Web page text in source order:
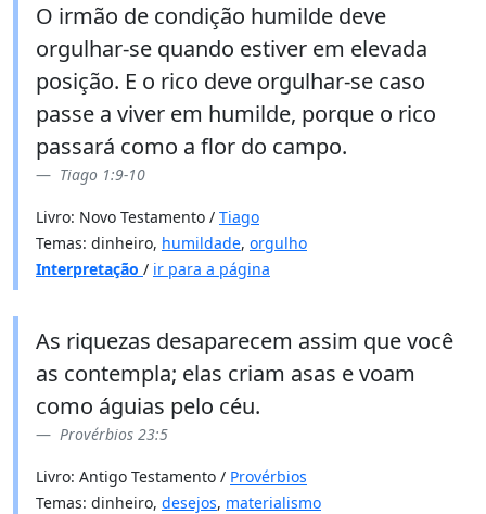
O irmão de condição humilde deve
orgulhar-se quando estiver em elevada
posição. E o rico deve orgulhar-se caso
passe a viver em humilde, porque o rico
passará como a flor do campo.
Tiago 1:9-10
Livro: Novo Testamento / Tiago
Temas: dinheiro, humildade, orgulho
Interpretação / ir para a página
As riquezas desaparecem assim que você
as contempla; elas criam asas e voam
como águias pelo céu.
Provérbios 23:5
Livro: Antigo Testamento / Provérbios
Temas: dinheiro, desejos, materialismo